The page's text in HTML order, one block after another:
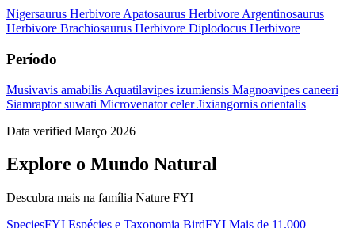
Nigersaurus Herbivore Apatosaurus Herbivore Argentinosaurus
Herbivore Brachiosaurus Herbivore Diplodocus Herbivore
Período
Musivavis amabilis Aquatilavipes izumiensis Magnoavipes caneeri
Siamraptor suwati Microvenator celer Jixiangornis orientalis
Data verified Março 2026
Explore o Mundo Natural
Descubra mais na família Nature FYI
SpeciesFYI Espécies e Taxonomia BirdFYI Mais de 11.000